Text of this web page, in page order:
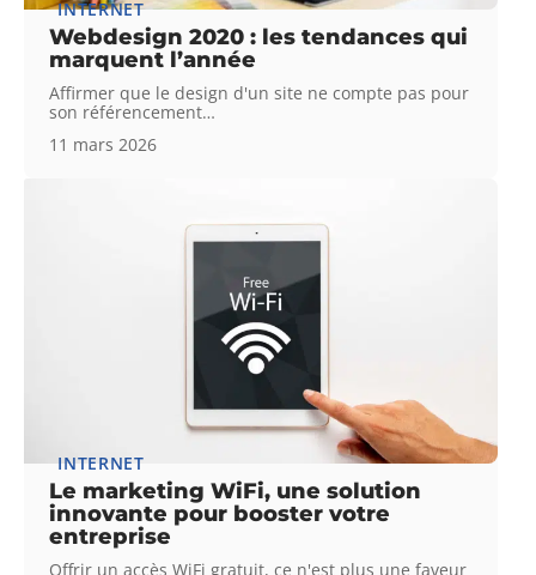
INTERNET
Webdesign 2020 : les tendances qui
marquent l’année
Affirmer que le design d'un site ne compte pas pour
son référencement…
11 mars 2026
INTERNET
Le marketing WiFi, une solution
innovante pour booster votre
entreprise
Offrir un accès WiFi gratuit, ce n'est plus une faveur